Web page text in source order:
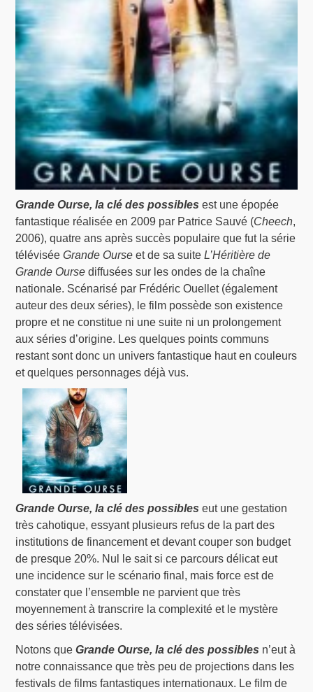
Grande Ourse, la clé des possibles est une épopée
fantastique réalisée en 2009 par Patrice Sauvé (Cheech,
2006), quatre ans après succès populaire que fut la série
téléviséeGrande Ourse et de sa suiteL’Héritière de
Grande Ourse diffusées sur les ondes de la chaîne
nationale. Scénarisé par Frédéric Ouellet (également
auteur des deux séries), le film possède son existence
propre et ne constitue ni une suite ni un prolongement
aux séries d’origine. Les quelques points communs
restant sont donc un univers fantastique haut en couleurs
et quelques personnages déjà vus.
Grande Ourse, la clé des possibles eut une gestation
très cahotique, essyant plusieurs refus de la part des
institutions de financement et devant couper son budget
de presque 20%. Nul le sait si ce parcours délicat eut
une incidence sur le scénario final, mais force est de
constater que l’ensemble ne parvient que très
moyennement à transcrire la complexité et le mystère
des séries télévisées.
Notons queGrande Ourse, la clé des possibles n’eut à
notre connaissance que très peu de projections dans les
festivals de films fantastiques internationaux. Le film de